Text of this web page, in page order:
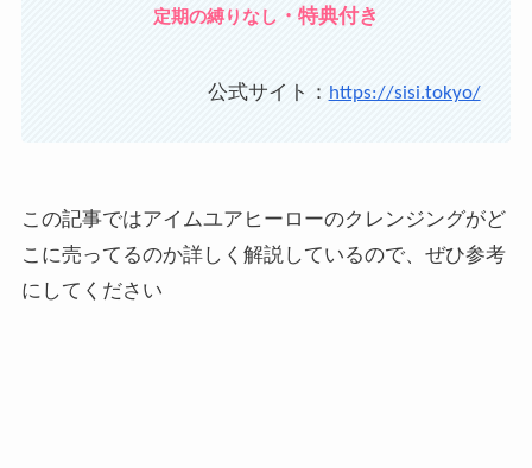
定期の縛りなし ・特典付き
公式サイト： https://sisi.tokyo/
この記事ではアイムユアヒーローのクレンジングがど
こに売ってるのか詳しく解説しているので、ぜひ参考
にしてください